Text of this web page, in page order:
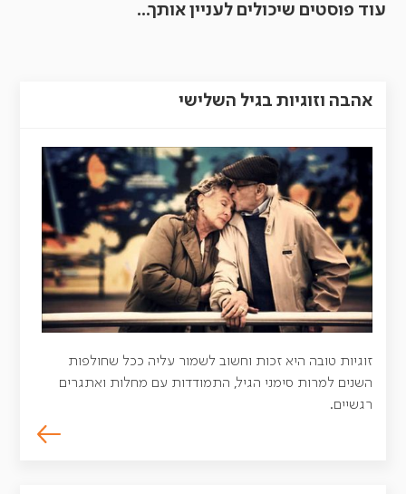
עוד פוסטים שיכולים לעניין אותך...
אהבה וזוגיות בגיל השלישי
זוגיות טובה היא זכות וחשוב לשמור עליה ככל שחולפות
השנים למרות סימני הגיל, התמודדות עם מחלות ואתגרים
רגשיים.